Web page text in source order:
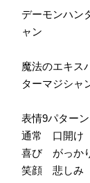
デーモンハ
ャン
魔法のエキス
ターマジシャ
表情9パターン
通常 口開け
喜び がっか
笑顔 悲しみ